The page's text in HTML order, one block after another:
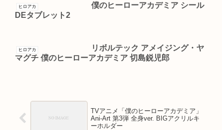
ヒロアカ
僕のヒーローアカデミア シール
DEタブレット2
ヒロアカ
リボルテック アメイジング・ヤ
マグチ 僕のヒーローアカデミア 切島鋭児郎
TVアニメ「僕のヒーローアカデミア」
Ani-Art 第3弾 全身ver. BIGアクリルキ
ーホルダー